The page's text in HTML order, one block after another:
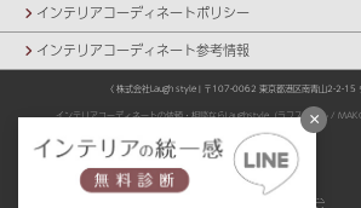
インテリアコーディネートポリシー
インテリアコーディネート参考情報
×
〈 株式会社Laugh style | 〒107-0062 東京都港区南青山2-2-15
インテリアコーディネートの依頼・相談ならLaughstyle（ラフスタイル /